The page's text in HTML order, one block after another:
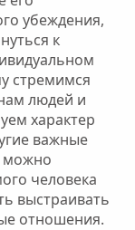
убеждения,
к
стремимся
людей и
характер
важные
можно
человека
выстраивать
отношения.